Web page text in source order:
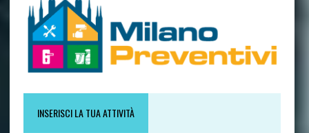
INSERISCI LA TUA ATTIVITÀ